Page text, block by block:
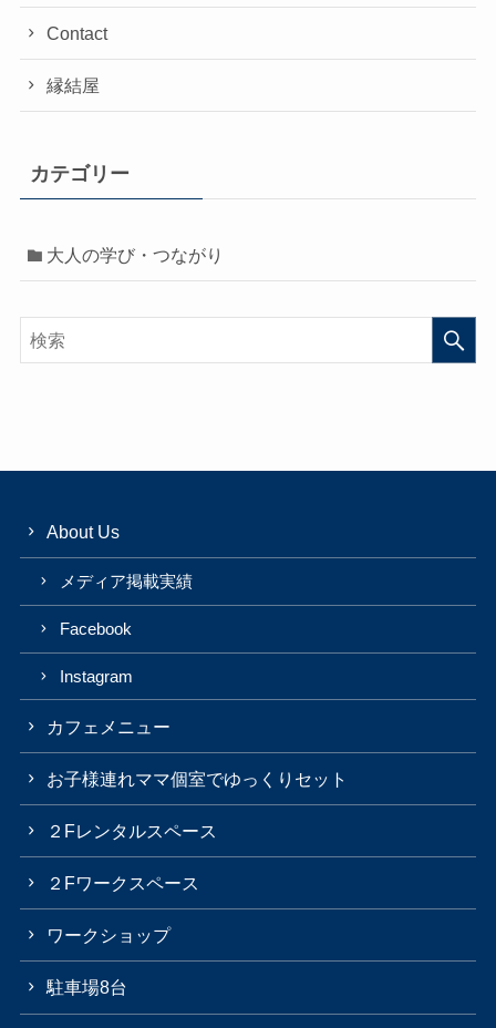
Contact
縁結屋
カテゴリー
大人の学び・つながり
About Us
メディア掲載実績
Facebook
Instagram
カフェメニュー
お子様連れママ個室でゆっくりセット
２Fレンタルスペース
２Fワークスペース
ワークショップ
駐車場8台